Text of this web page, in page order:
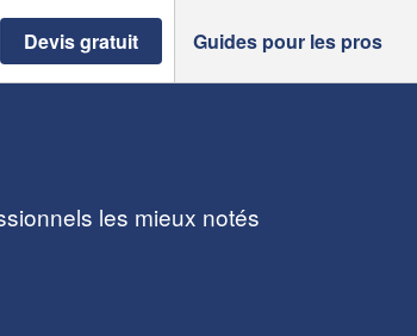
Devis gratuit Guides pour les pros
les mieux notés